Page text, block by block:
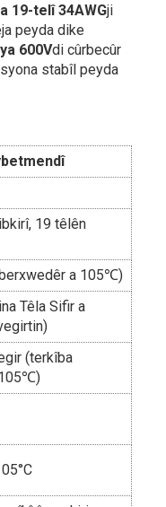
19-telî 34AWGji
peyda dike
600Vdi cûrbecûr
stabîl peyda
19 têlên
a 105℃)
Têla Sifir a
(terkîba